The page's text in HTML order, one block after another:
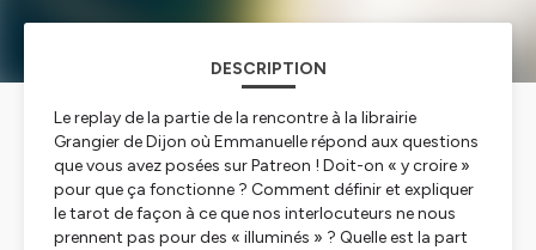
DESCRIPTION
Le replay de la partie de la rencontre à la librairie
Grangier de Dijon où Emmanuelle répond aux questions
que vous avez posées sur Patreon ! Doit-on « y croire »
pour que ça fonctionne ? Comment définir et expliquer
le tarot de façon à ce que nos interlocuteurs ne nous
prennent pas pour des « illuminés » ? Quelle est la part